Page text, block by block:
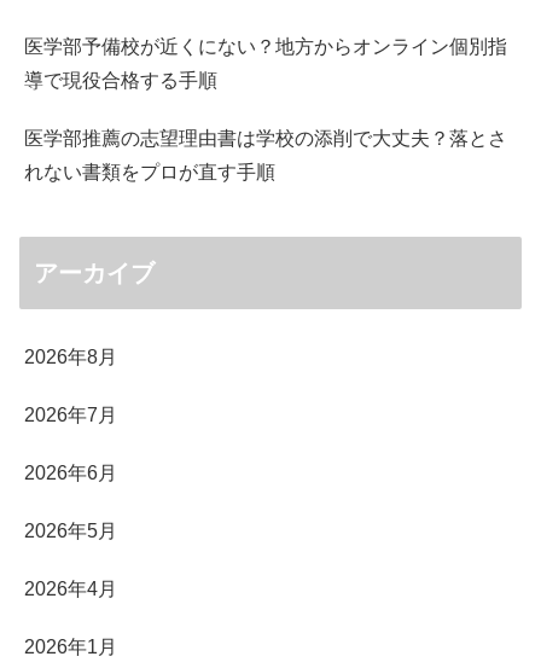
医学部予備校が近くにない？地方からオンライン個別指
導で現役合格する手順
医学部推薦の志望理由書は学校の添削で大丈夫？落とさ
れない書類をプロが直す手順
アーカイブ
2026年8月
2026年7月
2026年6月
2026年5月
2026年4月
2026年1月